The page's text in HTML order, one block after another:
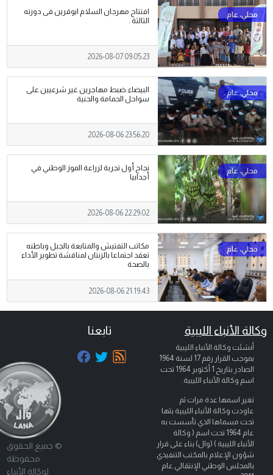
افتتاح مهرجان السلام ابوقرين فى دورته
الثالثة .
2026-08-07 09:05:23
البيضاء:ضبط مهاجرين غير شرعيين على
سواحل الحمامة والحنية
2026-08-06 23:56:20
نجاح أول تجربة لزراعة الموز الوطني في
أجدابيا
2026-08-06 22:29:02
مكاتب التفتيش والمتابعة بالجبل وباطنه
تعقد اجتماعا بالزنتان لمناقشة تطوير الأداء
بالصحة
2026-08-06 21:19:43
وكالة الأنباء الليبية
أنشئت وكالة الأنباء الليبية
بموجب القرار رقم 17 لسنة 1964
الصادر بتاريخ 1 أكتوبر 1964
تحت
اسم وكالة الأنباء الليبية .
تغير اسمها عدة مرات ثم
عاودت وكالة الأنباء الليبية بثها
تحت مسماها الذي تأسست به
عام 1964 تحت اسم ( وكالة
الأنباء الليبية ) (وال) بناء على قرار
شؤون الإعلام بالمكتب التنفيذي
بالمجلس الوطني الإنتقالي عام
تابعنا
© جميع الحقوق
محفوظة
لوكالة الأنباء